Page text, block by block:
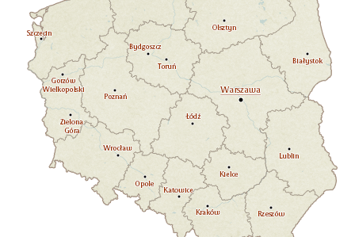
Dolnośląskie
Kujawsko-pomorskie
Lubuskie
Łódzkie
Mazowieckie
Opolskie
Warmińsko-mazurskie
Wielkopolskie
Zachodniopomorskie